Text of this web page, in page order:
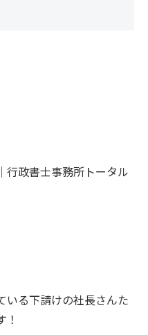
行政書士事務所トータル
いる下請けの社長さんた